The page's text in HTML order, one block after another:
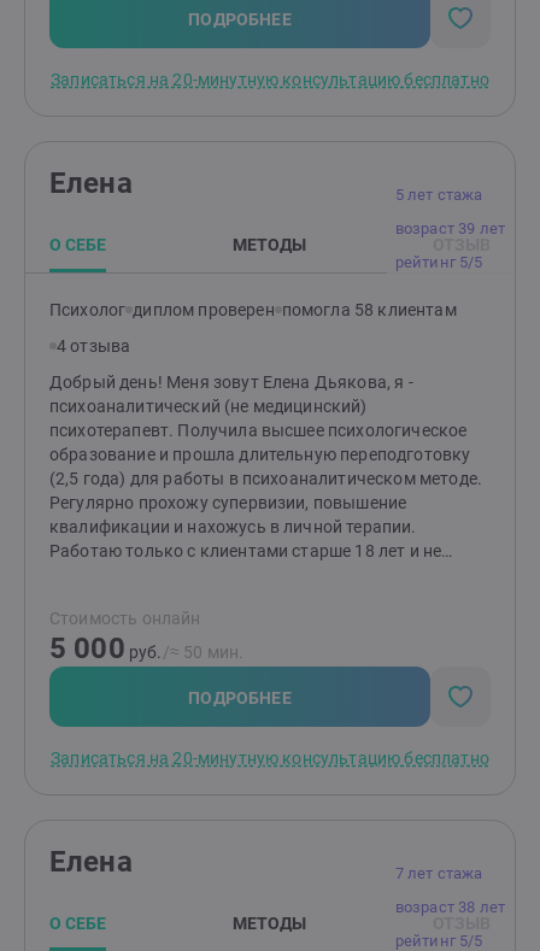
инструментами. Для меня терапия — это не сухой
набор техник, а живой диалог двух людей, где главное
вдохновляю и помогаю жить жизнь, в которой
уточняющие вопросы. Мы совместно формулируем
запрос и желаемые результаты нашей работы. Буду
ПОДРОБНЕЕ
Записаться на 20-минутную консультацию бесплатно
5 лет стажа
возраст 39 лет
рейтинг 5/5
Елена
О СЕБЕ МЕТОДЫ
Психолог диплом проверен помогла 58 клиентам
4 отзыва
Добрый день! Меня зовут Елена Дьякова, я -
психоаналитический (не медицинский)
психотерапевт. Получила высшее психологическое
образование и прошла длительную переподготовку
(2,5 года) для работы в психоаналитическом методе.
Регулярно прохожу супервизии, повышение
квалификации и нахожусь в личной терапии.
Работаю только с клиентами старше 18 лет и не
Стоимость онлайн
5 000 руб. /≈ 50 мин.
ПОДРОБНЕЕ
Записаться на 20-минутную консультацию бесплатно
7 лет стажа
возраст 38 лет
рейтинг 5/5
Елена
О СЕБЕ МЕТОДЫ